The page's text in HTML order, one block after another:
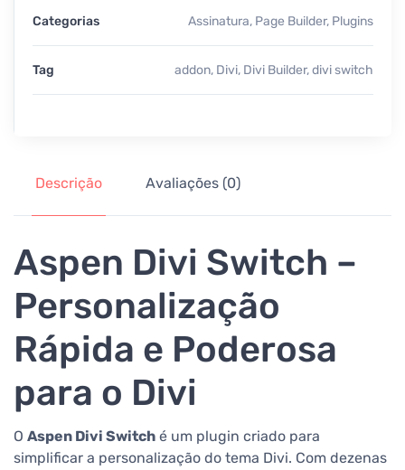
Categorias Assinatura, Page Builder, Plugins
Tag addon, Divi, Divi Builder,divi switch
Descrição Avaliações (0)
Aspen Divi Switch –
Personalização
Rápida e Poderosa
para o Divi
O Aspen Divi Switch é um plugin criado para
simplificar a personalização do tema Divi. Com dezenas